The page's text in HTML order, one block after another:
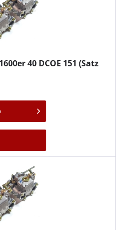
40 DCOE 151 (Satz